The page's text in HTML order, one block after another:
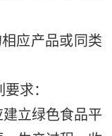
应产品或同类
求：
立绿色食品平